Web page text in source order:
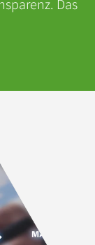
Das